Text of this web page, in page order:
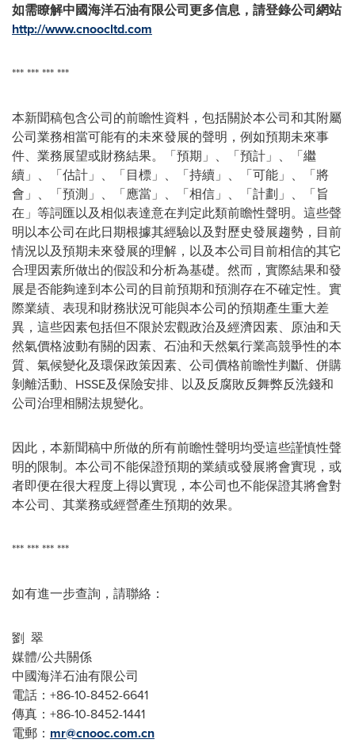
如需瞭解中國海洋石油有限公司更多信息，請登錄公司網站
http://www.cnoocltd.com
*** *** *** ***
本新聞稿包含公司的前瞻性資料，包括關於本公司和其附屬
公司業務相當可能有的未來發展的聲明，例如預期未來事
件、業務展望或財務結果。「預期」、「預計」、「繼
續」、「估計」、「目標」、「持續」、「可能」、「將
會」、「預測」、「應當」、「相信」、「計劃」、「旨
在」等詞匯以及相似表達意在判定此類前瞻性聲明。這些聲
明以本公司在此日期根據其經驗以及對歷史發展趨勢，目前
情況以及預期未來發展的理解，以及本公司目前相信的其它
合理因素所做出的假設和分析為基礎。然而，實際結果和發
展是否能夠達到本公司的目前預期和預測存在不確定性。實
際業績、表現和財務狀況可能與本公司的預期產生重大差
異，這些因素包括但不限於宏觀政治及經濟因素、原油和天
然氣價格波動有關的因素、石油和天然氣行業高競爭性的本
質、氣候變化及環保政策因素、公司價格前瞻性判斷、併購
剝離活動、HSSE及保險安排、以及反腐敗反舞弊反洗錢和
公司治理相關法規變化。
因此，本新聞稿中所做的所有前瞻性聲明均受這些謹慎性聲
明的限制。本公司不能保證預期的業績或發展將會實現，或
者即便在很大程度上得以實現，本公司也不能保證其將會對
本公司、其業務或經營產生預期的效果。
*** *** *** ***
如有進一步查詢，請聯絡：
劉 翠
媒體/公共關係
中國海洋石油有限公司
電話：+86-10-8452-6641
傳真：+86-10-8452-1441
電郵： mr@cnooc.com.cn